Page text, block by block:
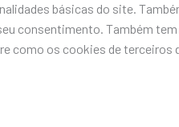
básicas do site.
consentimento. Também
como os cookies de terceiros